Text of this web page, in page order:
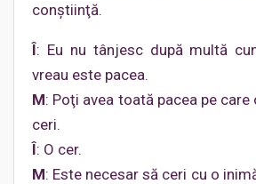
conştiinţă.
Î: Eu nu tânjesc după multă
vreau este pacea.
M: Poţi avea toată pacea pe
ceri.
Î: O cer.
M: Este necesar să ceri cu o